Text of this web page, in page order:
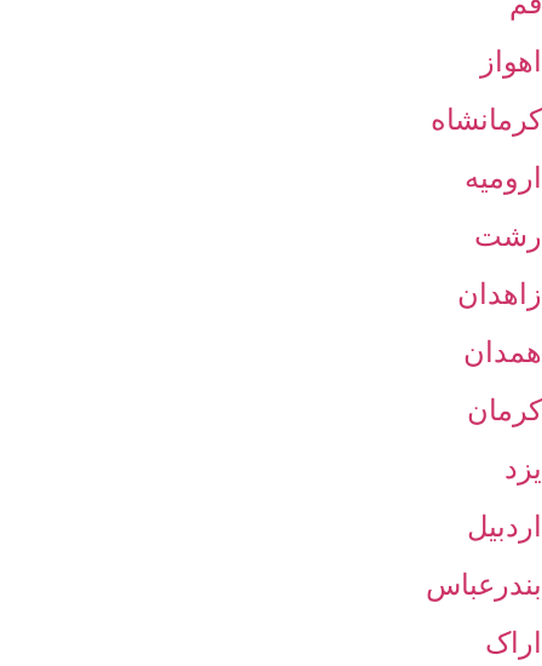
اهواز
کرمانشاه
ارومیه
رشت
زاهدان
همدان
کرمان
یزد
اردبیل
بندرعباس
اراک